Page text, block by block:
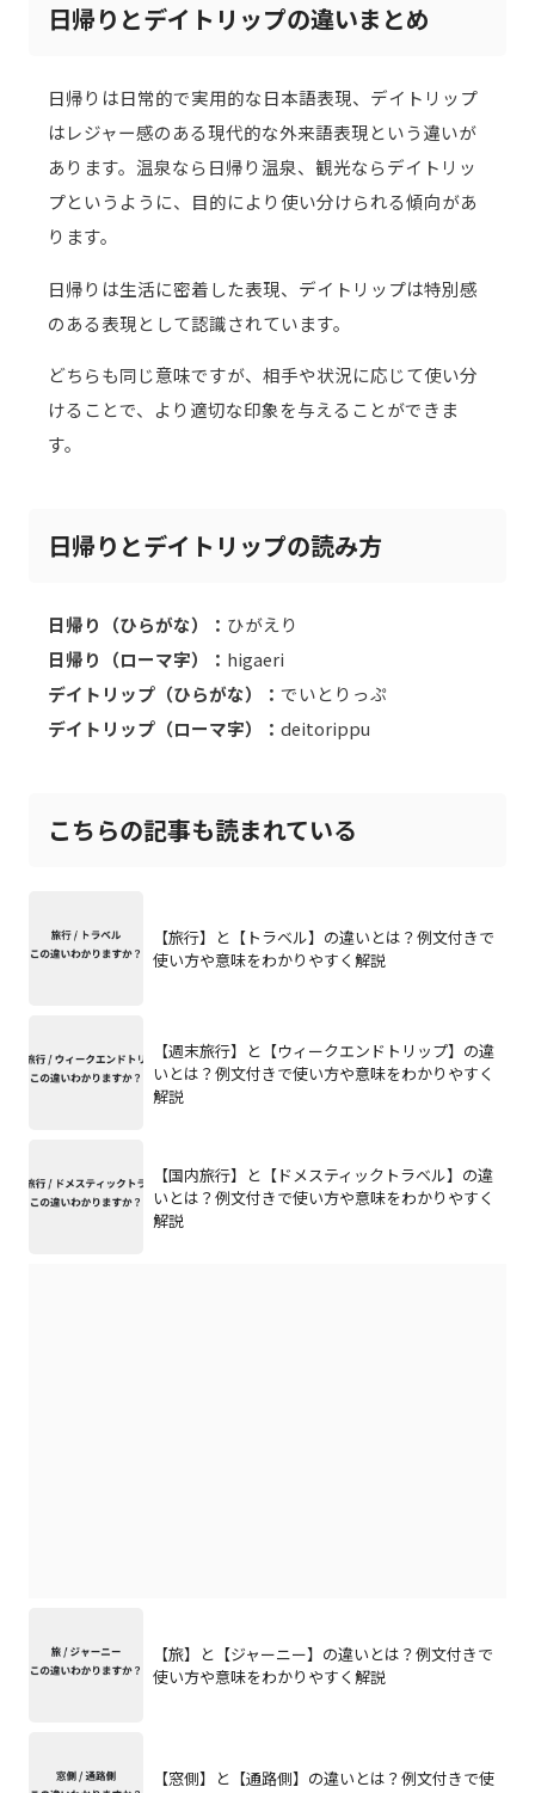
日帰りとデイトリップの違いまとめ
日帰りは日常的で実用的な日本語表現、デイトリップ
はレジャー感のある現代的な外来語表現という違いが
あります。温泉なら日帰り温泉、観光ならデイトリッ
プというように、目的により使い分けられる傾向があ
ります。
日帰りは生活に密着した表現、デイトリップは特別感
のある表現として認識されています。
どちらも同じ意味ですが、相手や状況に応じて使い分
けることで、より適切な印象を与えることができま
す。
日帰りとデイトリップの読み方
日帰り（ひらがな）： ひがえり
日帰り（ローマ字）： higaeri
デイトリップ（ひらがな）： でいとりっぷ
デイトリップ（ローマ字）： deitorippu
こちらの記事も読まれている
【旅行】と【トラベル】の違いとは？例文付きで
使い方や意味をわかりやすく解説
【週末旅行】と【ウィークエンドトリップ】の違
いとは？例文付きで使い方や意味をわかりやすく
解説
【国内旅行】と【ドメスティックトラベル】の違
いとは？例文付きで使い方や意味をわかりやすく
解説
【旅】と【ジャーニー】の違いとは？例文付きで
使い方や意味をわかりやすく解説
【窓側】と【通路側】の違いとは？例文付きで使